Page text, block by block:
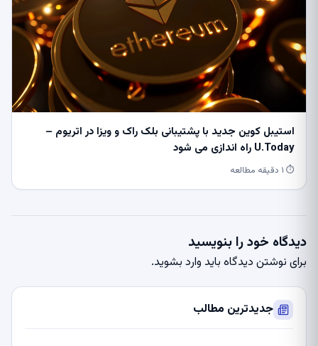
استیبل کوین جدید با پشتیبانی بلک راک و ویزا در اتریوم –
U.Today راه اندازی می شود
⏱ ۱ دقیقه مطالعه
دیدگاه خود را بنویسید
برای نوشتن دیدگاه باید وارد بشوید.
جدیدترین مطالب